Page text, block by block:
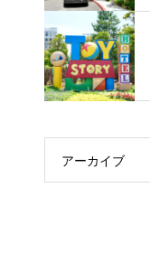
アーカイブ